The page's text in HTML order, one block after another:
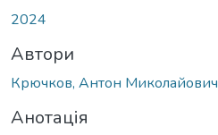
2024
Автори
Крючков, Антон Миколайович
Анотація